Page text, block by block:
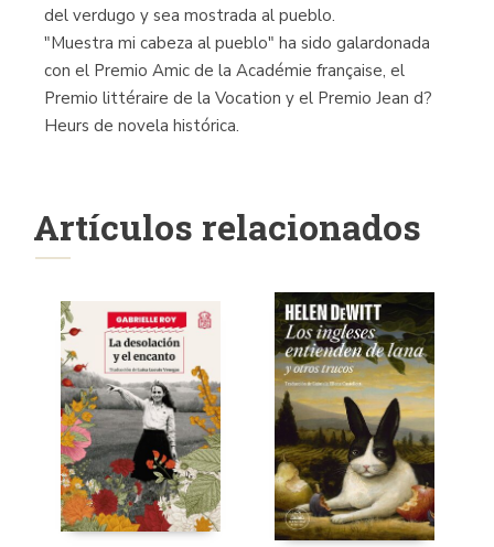
del verdugo y sea mostrada al pueblo.
"Muestra mi cabeza al pueblo" ha sido galardonada
con el Premio Amic de la Académie française, el
Premio littéraire de la Vocation y el Premio Jean d?
Heurs de novela histórica.
Artículos relacionados